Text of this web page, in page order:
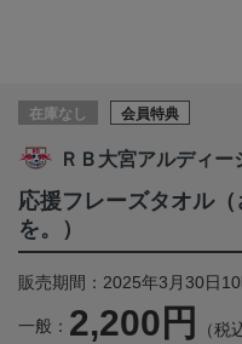
在庫なし 会員特典
ＲＢ大宮アルディー
応援フレーズタオル
を。）
販売期間：2025年3月30日
一般： 2,200円 （税